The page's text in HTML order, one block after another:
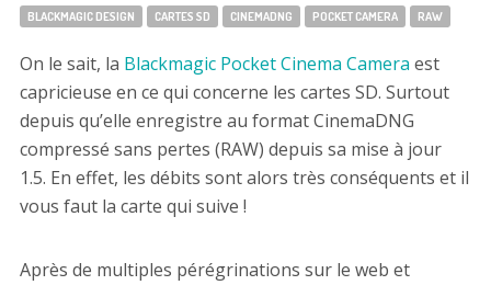
Tags:
BLACKMAGIC DESIGN CARTES SD CINEMADNG POCKET CAMERA RAW
On le sait, la Blackmagic Pocket Cinema Camera est
capricieuse en ce qui concerne les cartes SD. Surtout
depuis qu’elle enregistre au format CinemaDNG
compressé sans pertes (RAW) depuis sa mise à jour
1.5. En effet, les débits sont alors très conséquents et il
vous faut la carte qui suive !
Après de multiples pérégrinations sur le web et